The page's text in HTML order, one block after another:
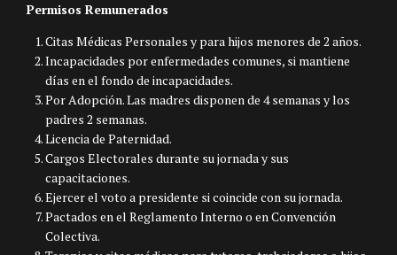
Permisos Remunerados
Citas Médicas Personales y para hijos menores de 2 años.
Incapacidades por enfermedades comunes, si mantiene
días en el fondo de incapacidades.
Por Adopción. Las madres disponen de 4 semanas y los
padres 2 semanas.
Licencia de Paternidad.
Cargos Electorales durante su jornada y sus
capacitaciones.
Ejercer el voto a presidente si coincide con su jornada.
Pactados en el Reglamento Interno o en Convención
Colectiva.